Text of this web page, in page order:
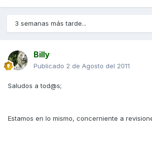
3 semanas más tarde...
Billy
Publicado 2 de Agosto del 2011
Saludos a tod@s;
Estamos en lo mismo, concerniente a